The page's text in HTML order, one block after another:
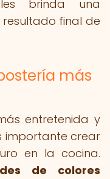
brinda una
final de
más
entretenida y
importante crear
en la cocina.
de colores